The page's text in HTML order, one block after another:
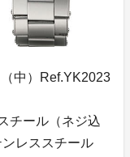
中）Ref.YK2023
チール（ネジ込
レススチール